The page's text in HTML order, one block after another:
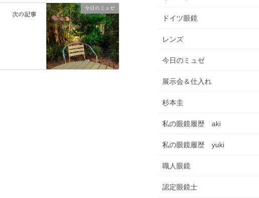
今日のミュゼ
次の記事 ドイツ眼鏡
レンズ
今日のミュゼ
展示会＆仕入れ
杉本圭
私の眼鏡履歴 aki
私の眼鏡履歴 yuki
職人眼鏡
認定眼鏡士